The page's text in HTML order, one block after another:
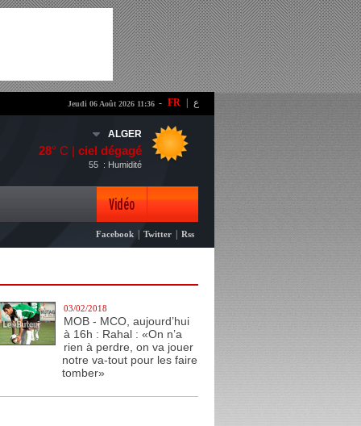
- FR ع Jeudi 06 Août 2026 11:36
ALGER
28° C | ciel dégagé
: Humidité
55
Vidéo
Photo
Facebook Twitter Rss
03/02/2018
MOB - MCO, aujourd’hui
à 16h : Rahal : «On n’a
rien à perdre, on va jouer
notre va-tout pour les faire
tomber»